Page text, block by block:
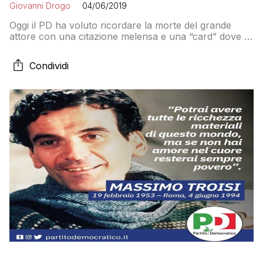
Giovanni Drogo 04/06/2019
Oggi il PD ha voluto ricordare la morte del grande
attore con una citazione melensa e una “card” dove il
Troisi. Molti si sono indignati e hanno criticato la scelta
comunicativa. Ma non è che era proprio quello a cui
Democratico?
Condividi